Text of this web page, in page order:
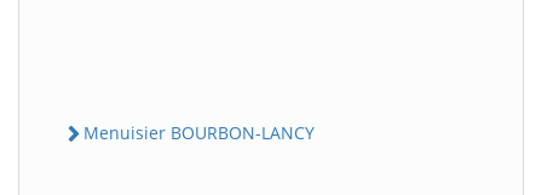
Menuisier BOURBON-LANCY